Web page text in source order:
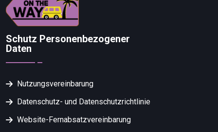
Schutz Personenbezogener
Daten
Nutzungsvereinbarung
Datenschutz- und Datenschutzrichtlinie
Website-Fernabsatzvereinbarung